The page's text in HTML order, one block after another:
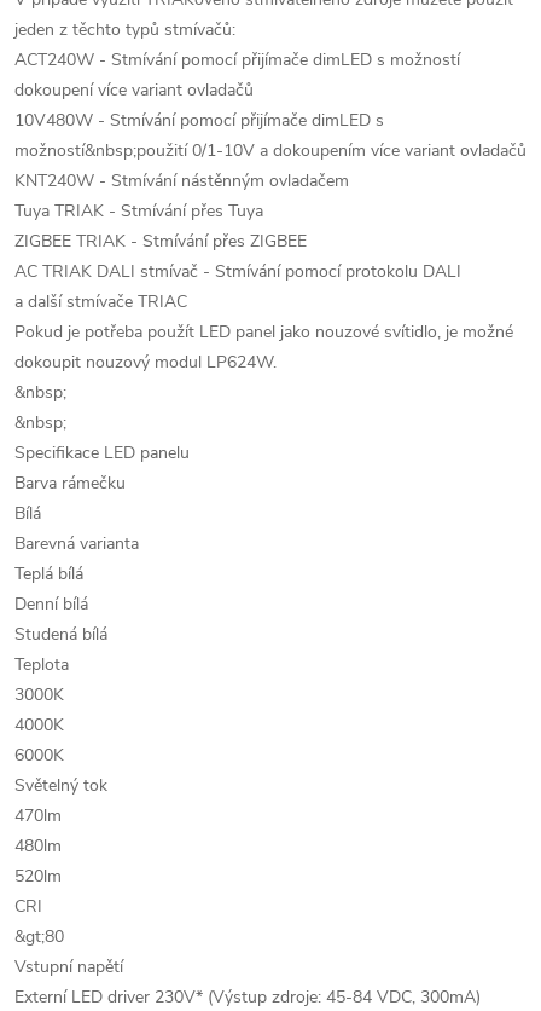
jeden z těchto typů stmívačů:
ACT240W - Stmívání pomocí přijímače dimLED s možností
dokoupení více variant ovladačů
10V480W - Stmívání pomocí přijímače dimLED s
možností&nbsp;použití 0/1-10V a dokoupením více variant ovladačů
KNT240W - Stmívání nástěnným ovladačem
Tuya TRIAK - Stmívání přes Tuya
ZIGBEE TRIAK - Stmívání přes ZIGBEE
AC TRIAK DALI stmívač - Stmívání pomocí protokolu DALI
a další stmívače TRIAC
Pokud je potřeba použít LED panel jako nouzové svítidlo, je možné
dokoupit nouzový modul LP624W.
&nbsp;
&nbsp;
Specifikace LED panelu
Barva rámečku
Bílá
Barevná varianta
Teplá bílá
Denní bílá
Studená bílá
Teplota
3000K
4000K
6000K
Světelný tok
470lm
480lm
520lm
CRI
&gt;80
Vstupní napětí
Externí LED driver 230V* (Výstup zdroje: 45-84 VDC, 300mA)